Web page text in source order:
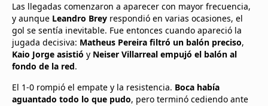
Las llegadas comenzaron a aparecer con mayor frecuencia,
y aunque Leandro Brey respondió en varias ocasiones, el
gol se sentía inevitable. Fue entonces cuando apareció la
jugada decisiva: Matheus Pereira filtró un balón preciso,
Kaio Jorge asistió y Neiser Villarreal empujó el balón al
fondo de la red.
El 1-0 rompió el empate y la resistencia. Boca había
aguantado todo lo que pudo, pero terminó cediendo ante